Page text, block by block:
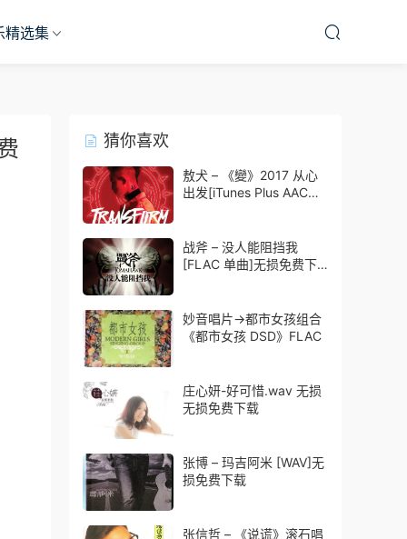
精选集
猜你喜欢
敖犬 – 《變》2017 从心
出发[iTunes Plus AAC
战斧 – 没人能阻挡我
[FLAC 单曲]无损免费下
妙音唱片→都市女孩组合
《都市女孩 DSD》FLAC
庄心妍-好可惜.wav 无损
无损免费下载
张博 – 玛吉阿米 [WAV]无
损免费下载
张信哲 – 《说谎》滚石唱